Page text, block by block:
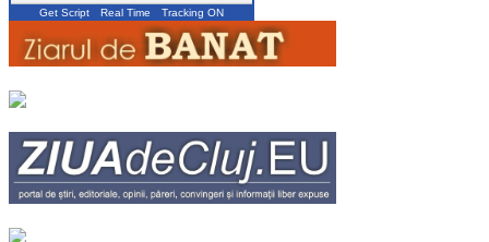
Get Script Real Time Tracking ON